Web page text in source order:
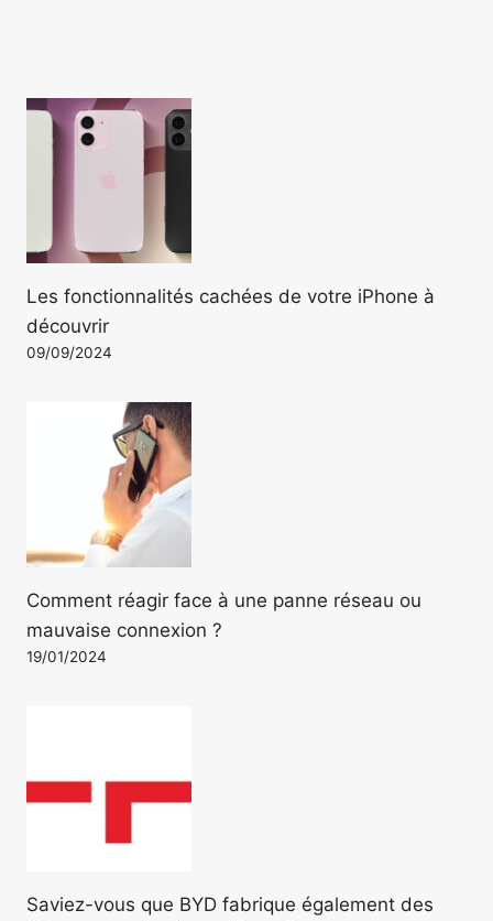
Les fonctionnalités cachées de votre iPhone à
découvrir
09/09/2024
Comment réagir face à une panne réseau ou
mauvaise connexion ?
19/01/2024
Saviez-vous que BYD fabrique également des